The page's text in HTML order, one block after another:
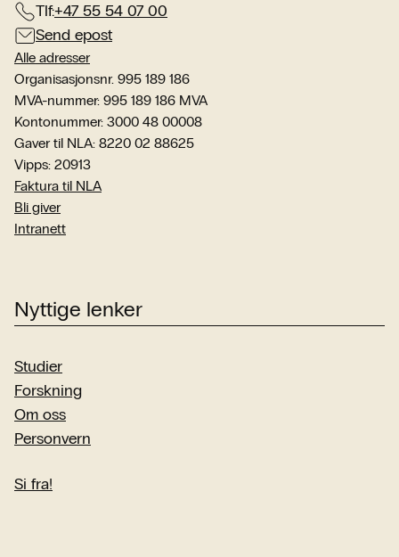
Tlf:+47 55 54 07 00
Send epost
Alle adresser
Organisasjonsnr. 995 189 186
MVA-nummer: 995 189 186 MVA
Kontonummer: 3000 48 00008
Gaver til NLA: 8220 02 88625
Vipps: 20913
Faktura til NLA
Bli giver
Intranett
Nyttige lenker
Studier
Forskning
Om oss
Personvern
Si fra!